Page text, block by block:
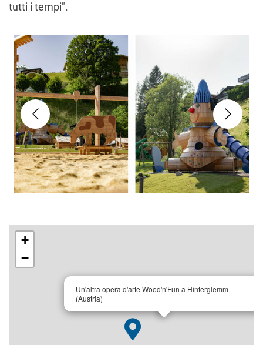
tutti i tempi".
Un'altra opera d'arte Wood'n'Fun a Hinterglemm
(Austria)
+
−